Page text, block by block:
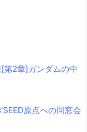
第2章]ガンダムの中
SEED原点への同窓会